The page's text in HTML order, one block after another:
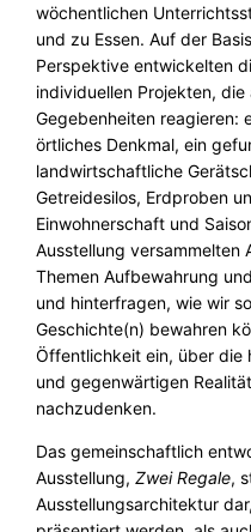
wöchentlichen
und zu Essen. Auf der
Perspektive entwickelten
individuellen Projekten,
Gegebenheiten reagieren:
örtliches Denkmal, ein
landwirtschaftliche
Getreidesilos, Erdproben
Einwohnerschaft und
Ausstellung versammelten
Themen Aufbewahrung
und hinterfragen, wie wir
Geschichte(n) bewahren
Öffentlichkeit ein, über die
und gegenwärtigen
nachzudenken.
Das gemeinschaftlich
Ausstellung,Zwei Regale,
Ausstellungsarchitektur